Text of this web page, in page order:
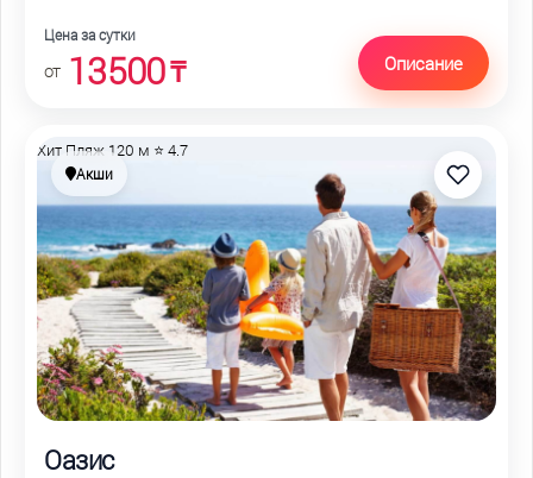
Цена за сутки
от 13500₸ Описание
Хит Пляж 120 м ⭐ 4.7
Акши
Оазис